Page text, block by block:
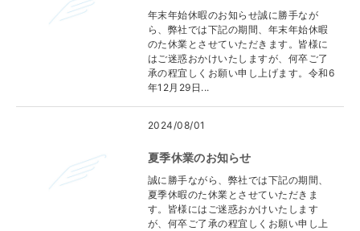
年末年始休暇のお知らせ誠に勝手なが
ら、弊社では下記の期間、年末年始休暇
のた休業とさせていただきます。皆様に
はご迷惑おかけいたしますが、何卒ご了
承の程宜しくお願い申し上げます。令和6
年12月29日...
2024/08/01
夏季休業のお知らせ
誠に勝手ながら、弊社では下記の期間、
夏季休暇のた休業とさせていただきま
す。皆様にはご迷惑おかけいたします
が、何卒ご了承の程宜しくお願い申し上